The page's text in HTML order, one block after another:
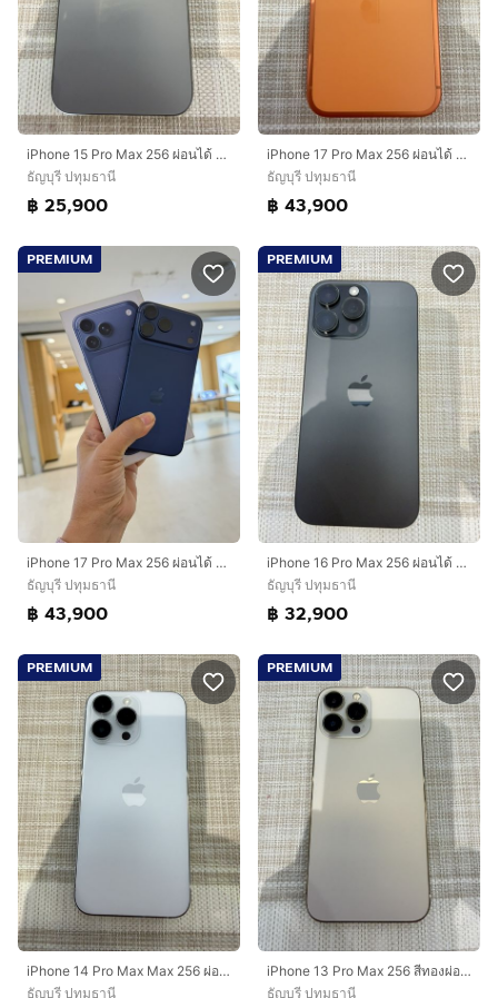
iPhone 15 Pro Max 256 ผ่อนได้ รับเทิร์น
ธัญบุรี ปทุมธานี
฿ 25,900
iPhone 17 Pro Max 256 ผ่อนได้ รับเทิร์น
ธัญบุรี ปทุมธานี
฿ 43,900
PREMIUM
iPhone 17 Pro Max 256 ผ่อนได้ รับเทิร์น
ธัญบุรี ปทุมธานี
฿ 43,900
PREMIUM
iPhone 16 Pro Max 256 ผ่อนได้ รับเทิร์น
ธัญบุรี ปทุมธานี
฿ 32,900
PREMIUM
iPhone 14 Pro Max Max 256 ผ่อนได้ รับเทิร์น
ธัญบุรี ปทุมธานี
PREMIUM
iPhone 13 Pro Max 256 สีทองผ่อนได้ รับเทิร์น
ธัญบุรี ปทุมธานี